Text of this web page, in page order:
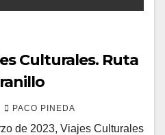
Culturales. Ruta
PACO PINEDA
de 2023, Viajes Culturales